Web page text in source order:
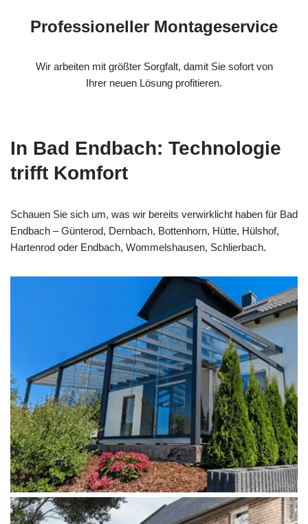
Professioneller Montageservice
Wir arbeiten mit größter Sorgfalt, damit Sie sofort von
Ihrer neuen Lösung profitieren.
In Bad Endbach: Technologie
trifft Komfort
Schauen Sie sich um, was wir bereits verwirklicht haben für Bad
Endbach – Günterod, Dernbach, Bottenhorn, Hütte, Hülshof,
Hartenrod oder Endbach, Wommelshausen, Schlierbach.